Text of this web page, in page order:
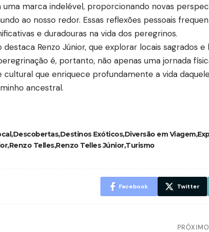
uma marca indelével, proporcionando novas
ao nosso redor. Essas reflexões pessoais
e duradouras na vida dos peregrinos.
Renzo Júnior, que explorar locais sagrados e
é, portanto, não apenas uma jornada
cultural que enriquece profundamente a vida
ancestral.
DescobertasDestinos ExóticosDiversão em Viagem
Renzo TellesRenzo Telles JúniorTurismo
Facebook Twitter